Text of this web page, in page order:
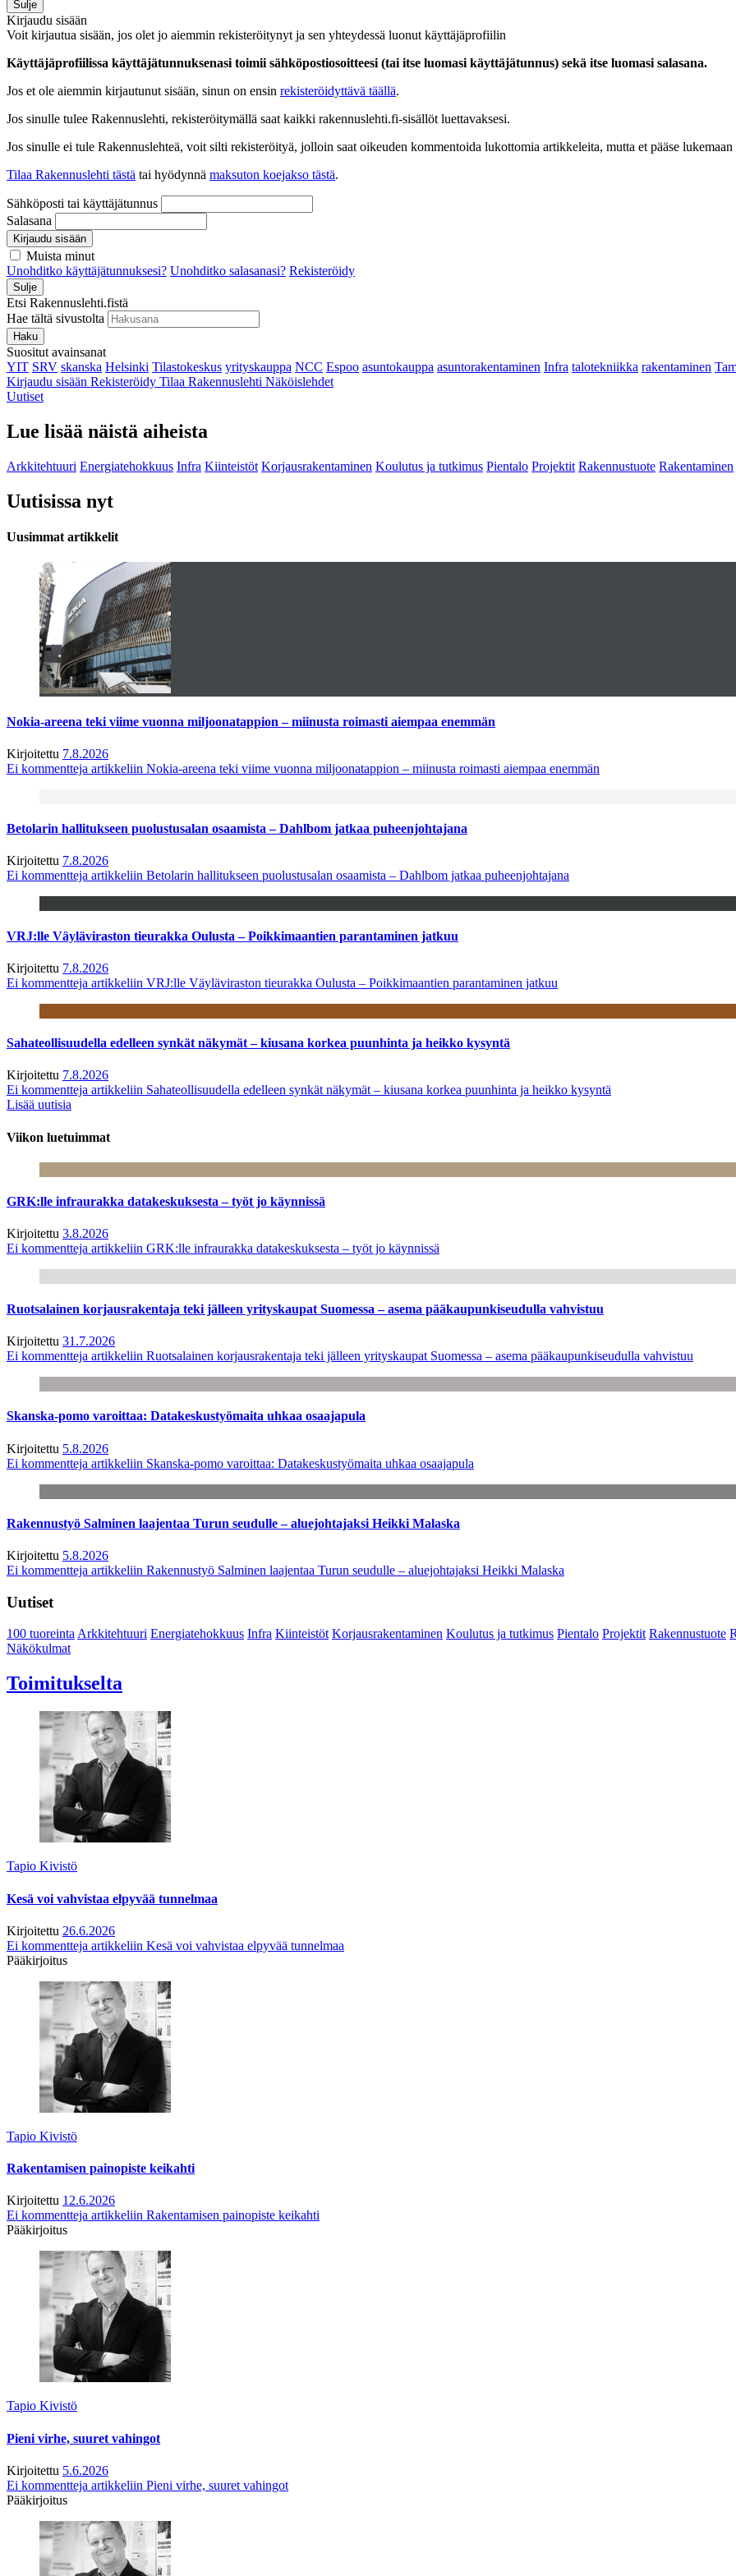
Sulje
Kirjaudu sisään
Voit kirjautua sisään, jos olet jo aiemmin rekisteröitynyt ja sen yhteydessä luonut käyttäjäprofiilin
Käyttäjäprofiilissa käyttäjätunnuksenasi toimii sähköpostiosoitteesi (tai itse luomasi käyttäjätunnus) sekä itse luomasi salasana.
Jos et ole aiemmin kirjautunut sisään, sinun on ensin rekisteröidyttävä täällä.
Jos sinulle tulee Rakennuslehti, rekisteröitymällä saat kaikki rakennuslehti.fi-sisällöt luettavaksesi.
Jos sinulle ei tule Rakennuslehteä, voit silti rekisteröityä, jolloin saat oikeuden kommentoida lukottomia artikkeleita, mutta et pääse
Tilaa Rakennuslehti tästä tai hyödynnä maksuton koejakso tästä.
Sähköposti tai käyttäjätunnus
Salasana
Kirjaudu sisään
Muista minut
Unohditko käyttäjätunnuksesi? Unohditko salasanasi? Rekisteröidy
Sulje
Etsi Rakennuslehti.fistä
Hae tältä sivustolta
Haku
Suositut avainsanat
YIT SRV skanska Helsinki Tilastokeskus yrityskauppa NCC Espoo asuntokauppa asuntorakentaminen Infra talotekniikka rakentaminen
Kirjaudu sisään Rekisteröidy Tilaa Rakennuslehti Näköislehdet
Uutiset
Lue lisää näistä aiheista
Arkkitehtuuri Energiatehokkuus Infra Kiinteistöt Korjausrakentaminen Koulutus ja tutkimus Pientalo Projektit Rakennustuote Rakentaminen
Uutisissa nyt
Uusimmat artikkelit
Nokia-areena teki viime vuonna miljoonatappion – miinusta roimasti aiempaa enemmän
Kirjoitettu 7.8.2026
Ei kommentteja artikkeliin Nokia-areena teki viime vuonna miljoonatappion – miinusta roimasti aiempaa enemmän
Betolarin hallitukseen puolustusalan osaamista – Dahlbom jatkaa puheenjohtajana
Kirjoitettu 7.8.2026
Ei kommentteja artikkeliin Betolarin hallitukseen puolustusalan osaamista – Dahlbom jatkaa puheenjohtajana
VRJ:lle Väyläviraston tieurakka Oulusta – Poikkimaantien parantaminen jatkuu
Kirjoitettu 7.8.2026
Ei kommentteja artikkeliin VRJ:lle Väyläviraston tieurakka Oulusta – Poikkimaantien parantaminen jatkuu
Sahateollisuudella edelleen synkät näkymät – kiusana korkea puunhinta ja heikko kysyntä
Kirjoitettu 7.8.2026
Ei kommentteja artikkeliin Sahateollisuudella edelleen synkät näkymät – kiusana korkea puunhinta ja heikko kysyntä
Lisää uutisia
Viikon luetuimmat
GRK:lle infraurakka datakeskuksesta – työt jo käynnissä
Kirjoitettu 3.8.2026
Ei kommentteja artikkeliin GRK:lle infraurakka datakeskuksesta – työt jo käynnissä
Ruotsalainen korjausrakentaja teki jälleen yrityskaupat Suomessa – asema pääkaupunkiseudulla vahvistuu
Kirjoitettu 31.7.2026
Ei kommentteja artikkeliin Ruotsalainen korjausrakentaja teki jälleen yrityskaupat Suomessa – asema pääkaupunkiseudulla vahvistuu
Skanska-pomo varoittaa: Datakeskustyömaita uhkaa osaajapula
Kirjoitettu 5.8.2026
Ei kommentteja artikkeliin Skanska-pomo varoittaa: Datakeskustyömaita uhkaa osaajapula
Rakennustyö Salminen laajentaa Turun seudulle – aluejohtajaksi Heikki Malaska
Kirjoitettu 5.8.2026
Ei kommentteja artikkeliin Rakennustyö Salminen laajentaa Turun seudulle – aluejohtajaksi Heikki Malaska
Uutiset
100 tuoreintaArkkitehtuuri Energiatehokkuus Infra Kiinteistöt Korjausrakentaminen Koulutus ja tutkimus Pientalo Projektit Rakennustuote
Näkökulmat
Toimitukselta
Tapio Kivistö
Kesä voi vahvistaa elpyvää tunnelmaa
Kirjoitettu 26.6.2026
Ei kommentteja artikkeliin Kesä voi vahvistaa elpyvää tunnelmaa
Pääkirjoitus
Tapio Kivistö
Rakentamisen painopiste keikahti
Kirjoitettu 12.6.2026
Ei kommentteja artikkeliin Rakentamisen painopiste keikahti
Pääkirjoitus
Tapio Kivistö
Pieni virhe, suuret vahingot
Kirjoitettu 5.6.2026
Ei kommentteja artikkeliin Pieni virhe, suuret vahingot
Pääkirjoitus